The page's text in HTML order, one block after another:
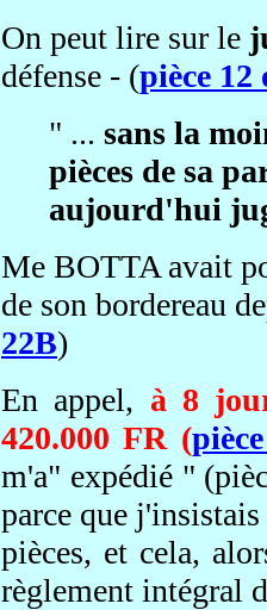
On peut lire sur le
défense - (pièce 12
" ... sans la
pièces de sa
aujourd'hui
Me BOTTA avait
de son bordereau
22B)
En appel, à 8
420.000 FR (
m'a" expédié "
parce que
pièces, et cela,
règlement intégral